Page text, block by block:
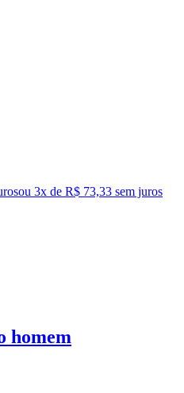
ou 3x de R$ 73,33 sem juros
homem